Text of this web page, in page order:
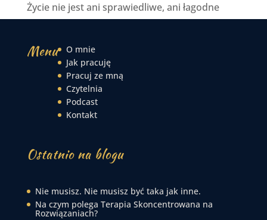
Życie nie jest ani sprawiedliwe, ani łagodne
Menu
O mnie
Jak pracuję
Pracuj ze mną
Czytelnia
Podcast
Kontakt
Ostatnio na blogu
Nie musisz. Nie musisz być taka jak inne.
Na czym polega Terapia Skoncentrowana na
Rozwiązaniach?